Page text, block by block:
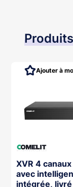
XVR 4
avec
intégrée,
Ajouter à